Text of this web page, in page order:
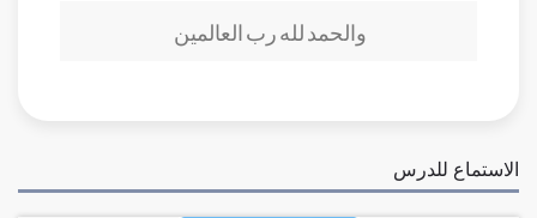
والحمد لله رب العالمين
الاستماع للدرس